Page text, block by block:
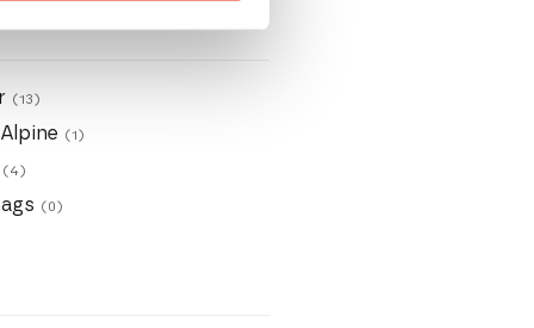
(13)
(1)
(4)
(0)